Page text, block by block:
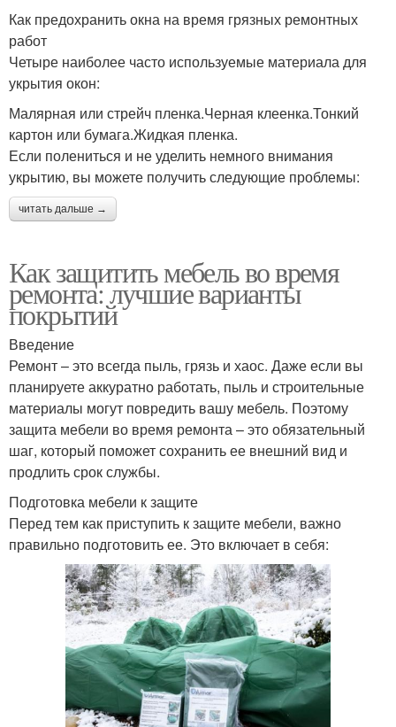
Как предохранить окна на время грязных ремонтных
работ
Четыре наиболее часто используемые материала для
укрытия окон:
Малярная или стрейч пленка.Черная клеенка.Тонкий
картон или бумага.Жидкая пленка.
Если полениться и не уделить немного внимания
укрытию, вы можете получить следующие проблемы:
читать дальше →
Как защитить мебель во время
ремонта: лучшие варианты
покрытий
Введение
Ремонт – это всегда пыль, грязь и хаос. Даже если вы
планируете аккуратно работать, пыль и строительные
материалы могут повредить вашу мебель. Поэтому
защита мебели во время ремонта – это обязательный
шаг, который поможет сохранить ее внешний вид и
продлить срок службы.
Подготовка мебели к защите
Перед тем как приступить к защите мебели, важно
правильно подготовить ее. Это включает в себя: